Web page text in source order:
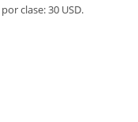
clase: 30 USD.